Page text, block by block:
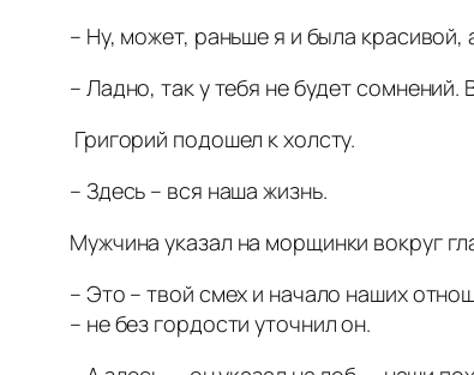
– Ну, может, раньше я и была
– Ладно, так у тебя не будет сомнений.
Григорий подошел к холсту.
– Здесь – вся наша жизнь.
Мужчина указал на морщинки вокруг
– Это – твой смех и начало наших
– не без гордости уточнил он.